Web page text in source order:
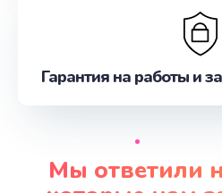
Гарантия на работы и
Мы ответили